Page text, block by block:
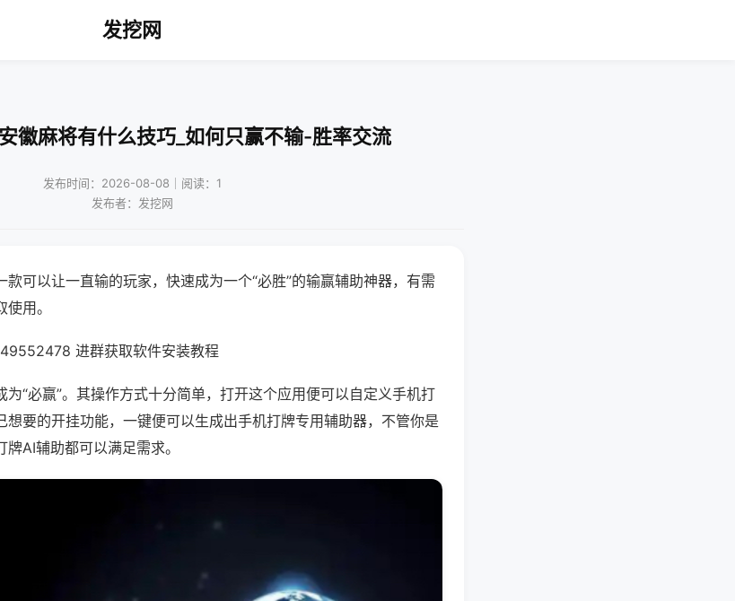
发挖网
徽麻将有什么技巧_如何只赢不输-胜率交流
发布时间：2026-08-08｜阅读：1
发布者：发挖网
可以让一直输的玩家，快速成为一个“必胜”的输赢辅助神器，有需
用。
进群获取软件安装教程
“必赢”。其操作方式十分简单，打开这个应用便可以自定义手机打
想要的开挂功能，一键便可以生成出手机打牌专用辅助器，不管你是
AI辅助都可以满足需求。